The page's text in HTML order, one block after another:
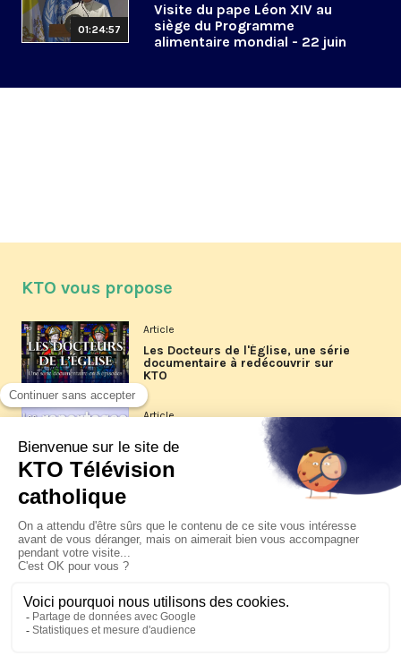
01:24:57
Visite du pape Léon XIV au
siège du Programme
alimentaire mondial - 22 juin
KTO vous propose
Article
Les Docteurs de l'Église, une série
documentaire à redécouvrir sur
KTO
Article
Les reportages d'été 2026 de KTO
La visite pastorale du pape Léon
XIV à Assise à suivre sur KTO le
jeudi 6 août
Le pape en Uruguay, Argentine et
Pérou du 6 au 17 novembre 2026